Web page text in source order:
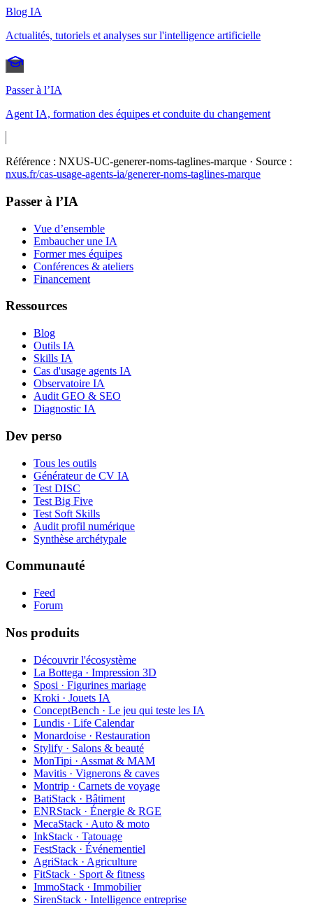
Blog IA
Actualités, tutoriels et analyses sur l'intelligence artificielle
Passer à l’IA
Agent IA, formation des équipes et conduite du changement
Référence : NXUS-UC-generer-noms-taglines-marque · Source :
nxus.fr/cas-usage-agents-ia/generer-noms-taglines-marque
Passer à l’IA
Vue d’ensemble
Embaucher une IA
Former mes équipes
Conférences & ateliers
Financement
Ressources
Blog
Outils IA
Skills IA
Cas d'usage agents IA
Observatoire IA
Audit GEO & SEO
Diagnostic IA
Dev perso
Tous les outils
Générateur de CV IA
Test DISC
Test Big Five
Test Soft Skills
Audit profil numérique
Synthèse archétypale
Communauté
Feed
Forum
Nos produits
Découvrir l'écosystème
La Bottega · Impression 3D
Sposi · Figurines mariage
Kroki · Jouets IA
ConceptBench · Le jeu qui teste les IA
Lundis · Life Calendar
Monardoise · Restauration
Stylify · Salons & beauté
MonTipi · Assmat & MAM
Mavitis · Vignerons & caves
Montrip · Carnets de voyage
BatiStack · Bâtiment
ENRStack · Énergie & RGE
MecaStack · Auto & moto
InkStack · Tatouage
FestStack · Événementiel
AgriStack · Agriculture
FitStack · Sport & fitness
ImmoStack · Immobilier
SirenStack · Intelligence entreprise